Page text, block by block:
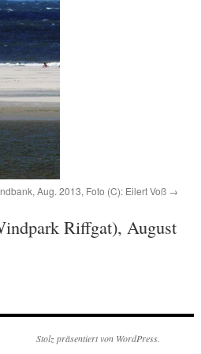
Aug. 2013, Foto (C): Eilert Voß
Riffgat), August
Stolz präsentiert von WordPress.